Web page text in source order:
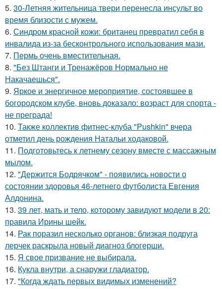
5. 30-Летняя жительница твери перенесла инсульт во
время близости с мужем.
6. Синдром красной кожи: британец превратил себя в
инвалида из-за бесконтрольного использования мази.
7. Пермь очень вместительная.
8. "Без Штанги и Тренажёров Нормально не
Накачаешься".
9. Яркое и энергичное мероприятие, состоявшее в
богородском клубе, вновь доказало: возраст для спорта -
не преграда!
10. Также коллектив фитнес-клуба "Pushkin" вчера
отметил день рождения Натальи ходаковой.
11. Подготовьтесь к летнему сезону вместе с массажным
мылом.
12. "Держится Бодрячком" - появились новости о
состоянии здоровья 46-летнего футболиста Евгения
Алдонина.
13. 39 лет, мать и тело, которому завидуют модели в 20:
правила Ирины шейк.
14. Рак поразил несколько органов: близкая подруга
лерчек раскрыла новый диагноз блогерши.
15. Я свое призвание не выбирала.
16. Кукла внутри, а снаружи гладиатор.
17. "Когда ждать первых видимых изменений?